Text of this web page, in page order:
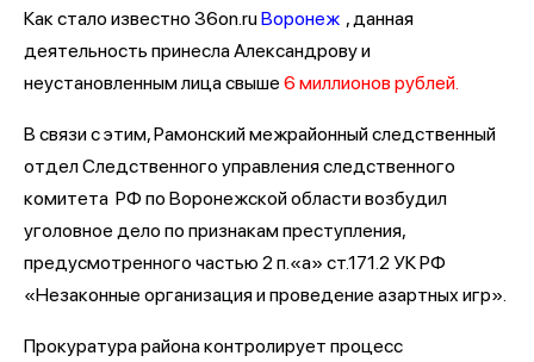
Как стало известно 36on.ruВоронеж , данная
деятельность принесла Александрову и
неустановленным лица свыше 6 миллионов рублей.
В связи с этим, Рамонский межрайонный следственный
отдел Следственного управления следственного
комитета РФ по Воронежской области возбудил
уголовное дело по признакам преступления,
предусмотренного частью 2 п.«а» ст.171.2 УК РФ
«Незаконные организация и проведение азартных игр».
Прокуратура района контролирует процесс